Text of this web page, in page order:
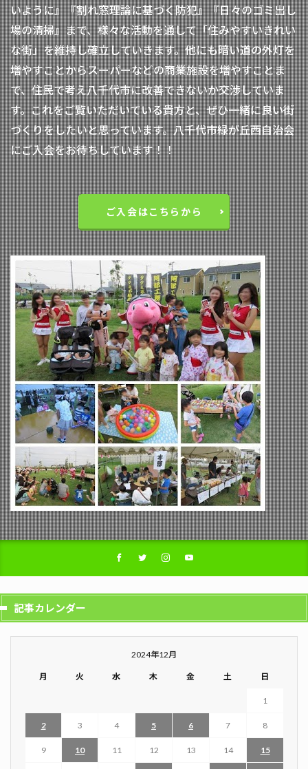
いように』『割れ窓理論に基づく防犯』『日々のゴミ出し
場の清掃』まで、様々な活動を通して「住みやすいきれい
な街」を維持し確立していきます。他にも暗い道の外灯を
増やすことからスーパーなどの商業施設を増やすことま
で、住民で考え八千代市に改善できないか交渉していま
す。これをご覧いただいている貴方と、ぜひ一緒に良い街
づくりをしたいと思っています。八千代市緑が丘西自治会
にご入会をお待ちしています！！
ご入会はこちらから
記事カレンダー
2024年12月
月 火 水 木 金 土 日
1
2 3 4 5 6 7 8
9 10 11 12 13 14 15